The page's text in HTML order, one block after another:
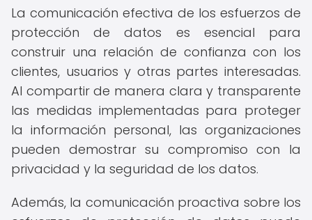
La comunicación efectiva de los esfuerzos de
protección de datos es esencial para
construir una relación de confianza con los
clientes, usuarios y otras partes interesadas.
Al compartir de manera clara y transparente
las medidas implementadas para proteger
la información personal, las organizaciones
pueden demostrar su compromiso con la
privacidad y la seguridad de los datos.
Además, la comunicación proactiva sobre los